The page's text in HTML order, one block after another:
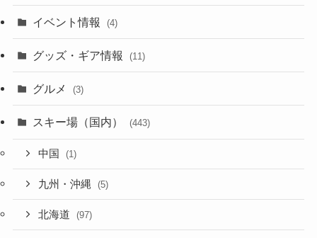
イベント情報 (4)
グッズ・ギア情報 (11)
グルメ (3)
スキー場（国内） (443)
中国 (1)
九州・沖縄 (5)
北海道 (97)